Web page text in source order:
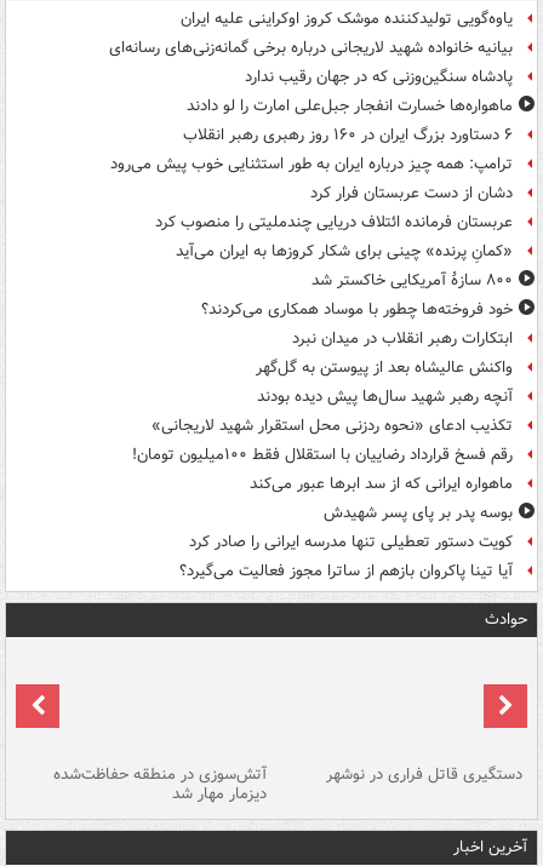
یاوه‌گویی تولیدکننده موشک کروز اوکراینی علیه ایران
بیانیه خانواده شهید لاریجانی درباره برخی گمانه‌زنی‌های رسانه‌ای
پادشاه سنگین‌وزنی که در جهان رقیب ندارد
ماهواره‌ها خسارت انفجار جبل‌علی امارت را لو دادند
۶ دستاورد بزرگ ایران در ۱۶۰ روز رهبری رهبر انقلاب
ترامپ: همه چیز درباره ایران به طور استثنایی خوب پیش می‌رود
دشان از دست عربستان فرار کرد
عربستان فرمانده ائتلاف دریایی چندملیتی را منصوب کرد
«کمانِ پرنده» چینی برای شکار کروزها به ایران می‌آید
۸۰۰ سازۀ آمریکایی خاکستر شد
خود فروخته‌ها چطور با موساد همکاری می‌کردند؟
ابتکارات رهبر انقلاب در میدان نبرد
واکنش عالیشاه بعد از پیوستن به گل‌گهر
آنچه رهبر شهید سال‌ها پیش دیده بودند
تکذیب ادعای «نحوه ردزنی محل استقرار شهید لاریجانی»
رقم فسخ قرارداد رضاییان با استقلال فقط ۱۰۰میلیون تومان!
ماهواره ایرانی که از سد ابرها عبور می‌کند
بوسه‌ پدر بر پای پسر شهیدش
کویت دستور تعطیلی تنها مدرسه ایرانی را صادر کرد
آیا تینا پاکروان بازهم از ساترا مجوز فعالیت می‌گیرد؟
حوادث
دستگیری قاتل فراری در نوشهر آتش‌سوزی در منطقه حفاظت‌شده
دیزمار مهار شد
آخرین اخبار